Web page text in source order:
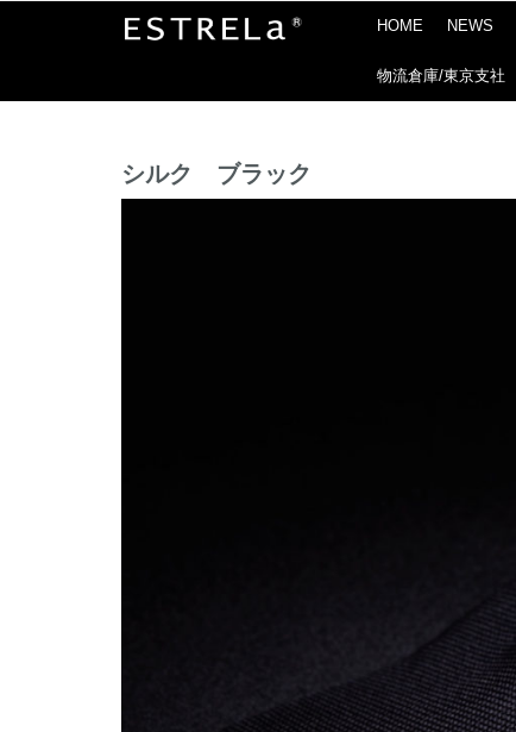
HOME NEWS
物流倉庫/東京支社
シルク ブラック